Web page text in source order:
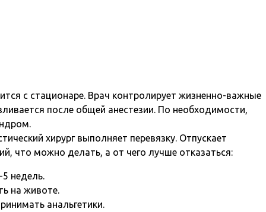
с стационаре. Врач контролирует жизненно-важные
после общей анестезии. По необходимости,
хирург выполняет перевязку. Отпускает
что можно делать, а от чего лучше отказаться:
недель.
на животе.
анальгетики.